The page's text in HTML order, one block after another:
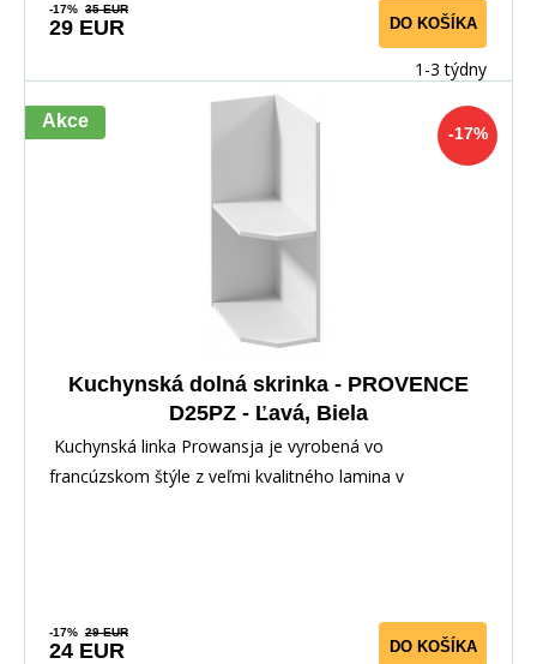
-17% 35 EUR
29 EUR DO KOŠÍKA
1-3 týdny
-17%
Akce
Kuchynská dolná skrinka - PROVENCE
D25PZ - Ľavá, Biela
Kuchynská linka Prowansja je vyrobená vo
francúzskom štýle z veľmi kvalitného lamina v
-17% 29 EUR
24 EUR DO KOŠÍKA